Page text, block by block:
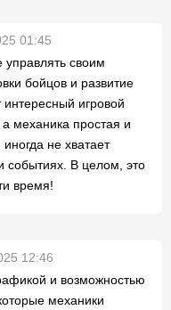
01:45
своим
бойцов и развитие
игровой
механика простая и
не хватает
событиях. В целом, это
время!
12:46
и возможностью
механики